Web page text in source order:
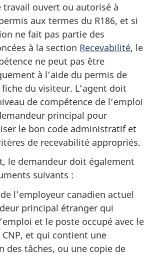
travail ouvert ou autorisé à
aux termes du R186, et si
ne fait pas partie des
à la section Recevabilité, le
ne peut pas être
à l’aide du permis de
du visiteur. L’agent doit
de compétence de l’emploi
principal pour
le bon code administratif et
de recevabilité appropriés.
le demandeur doit également
suivants :
l’employeur canadien actuel
principal étranger qui
et le poste occupé avec le
CNP, et qui contient une
des tâches, ou une copie de